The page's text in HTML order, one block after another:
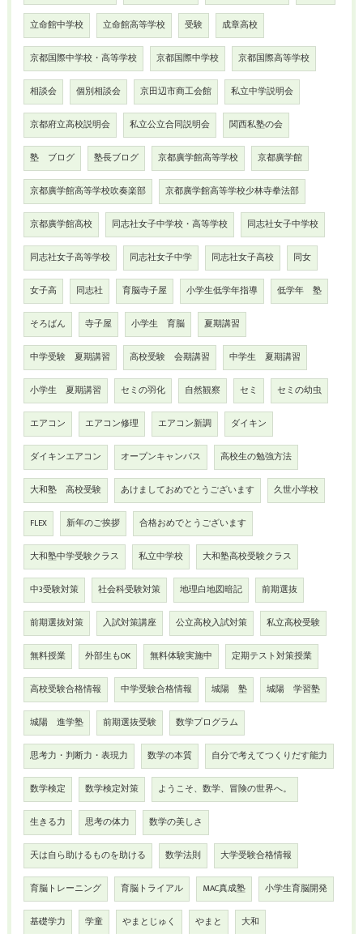
立命館中学校 立命館高等学校 受験 成章高校
京都国際中学校・高等学校 京都国際中学校 京都国際高等学校
相談会 個別相談会 京田辺市商工会館 私立中学説明会
京都府立高校説明会 私立公立合同説明会 関西私塾の会
塾 ブログ 塾長ブログ 京都廣学館高等学校 京都廣学館
京都廣学館高等学校吹奏楽部 京都廣学館高等学校少林寺拳法部
京都廣学館高校 同志社女子中学校・高等学校 同志社女子中学校
同志社女子高等学校 同志社女子中学 同志社女子高校 同女
女子高 同志社 育脳寺子屋 小学生低学年指導 低学年 塾
そろばん 寺子屋 小学生 育脳 夏期講習
中学受験 夏期講習 高校受験 会期講習 中学生 夏期講習
小学生 夏期講習 セミの羽化 自然観察 セミ セミの幼虫
エアコン エアコン修理 エアコン新調 ダイキン
ダイキンエアコン オープンキャンパス 高校生の勉強方法
大和塾 高校受験 あけましておめでとうございます 久世小学校
FLEX 新年のご挨拶 合格おめでとうございます
大和塾中学受験クラス 私立中学校 大和塾高校受験クラス
中3受験対策 社会科受験対策 地理白地図暗記 前期選抜
前期選抜対策 入試対策講座 公立高校入試対策 私立高校受験
無料授業 外部生もOK 無料体験実施中 定期テスト対策授業
高校受験合格情報 中学受験合格情報 城陽 塾 城陽 学習塾
城陽 進学塾 前期選抜受験 数学プログラム
思考力・判断力・表現力 数学の本質 自分で考えてつくりだす能力
数学検定 数学検定対策 ようこそ、数学、冒険の世界へ。
生きる力 思考の体力 数学の美しさ
天は自ら助けるものを助ける 数学法則 大学受験合格情報
育脳トレーニング 育脳トライアル MAC真成塾 小学生育脳開発
基礎学力 学童 やまとじゅく やまと 大和